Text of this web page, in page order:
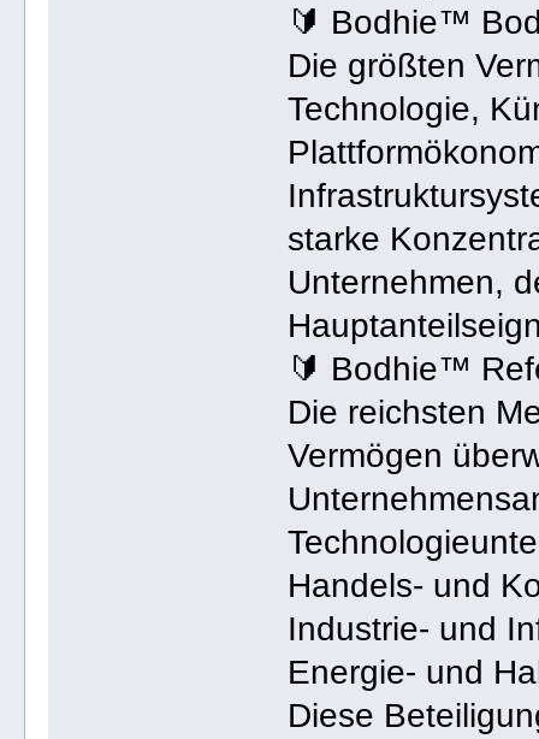
🔰 Bodhie™
Die größten
Technologie,
starke
Unternehmen,
🔰 Bodhie™
Die reichsten
Vermögen
Handels- und
Industrie- und
Energie- und
Diese